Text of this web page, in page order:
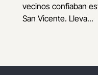
vecinos confiaban
San Vicente. Lleva...